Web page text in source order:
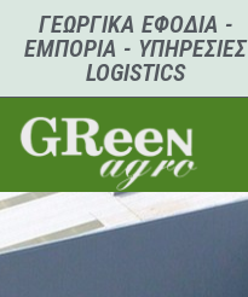
ΓΕΩΡΓΙΚΑ ΕΦΟΔΙΑ -
ΕΜΠΟΡΙΑ - ΥΠΗΡΕΣΙΕΣ
LOGISTICS